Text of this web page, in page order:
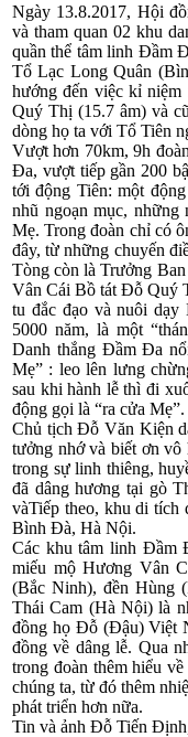
Ngày 13.8.2017, Hội
và tham quan 02 khu
quần thể tâm linh Đầm
Tổ Lạc Long Quân
hướng đến việc kỉ
Quý Thị (15.7 âm) và
dòng họ ta với Tổ Tiên
Vượt hơn 70km, 9h
Đa, vượt tiếp gần 200
tới động Tiên: một
nhũ ngoạn mục, những
Mẹ. Trong đoàn chỉ có
đây, từ những chuyến
Tòng còn là Trưởng
Vân Cái Bồ tát Đỗ Quý
tu đắc đạo và nuôi
5000 năm, là một
Danh thắng Đầm Đa
Mẹ” : leo lên lưng
sau khi hành lễ thì đi
động gọi là “ra cửa Mẹ”.
Chủ tịch Đỗ Văn Kiện
tưởng nhớ và biết ơn
trong sự linh thiêng,
đã dâng hương tại gò
vàTiếp theo, khu di tích
Bình Đà, Hà Nội.
Các khu tâm linh Đầm
miếu mộ Hương Vân
(Bắc Ninh), đền Hùng
Thái Cam (Hà Nội) là
đồng họ Đỗ (Đậu) Việt
đồng về dâng lễ. Qua
trong đoàn thêm hiểu
chúng ta, từ đó thêm
phát triển hơn nữa.
Tin và ảnh Đỗ Tiến